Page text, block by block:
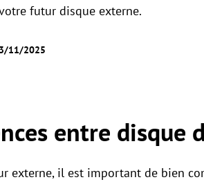
futur disque externe.
11/2025
entre disque
externe, il est important de bien